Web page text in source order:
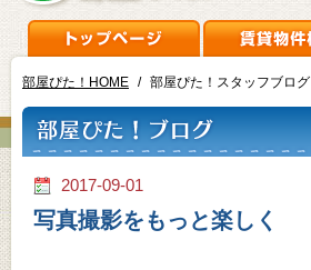
部屋ぴた！HOME / 部屋ぴた！スタッフブログ
2017-09-01
写真撮影をもっと楽しく